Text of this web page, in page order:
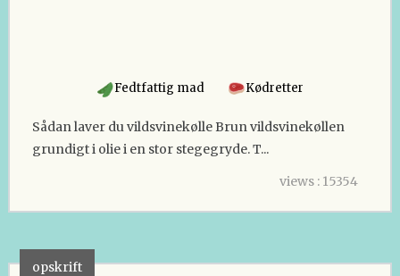
Fedtfattig mad Kødretter
Sådan laver du vildsvinekølle Brun vildsvinekøllen
grundigt i olie i en stor stegegryde. T...
views : 15354
opskrift